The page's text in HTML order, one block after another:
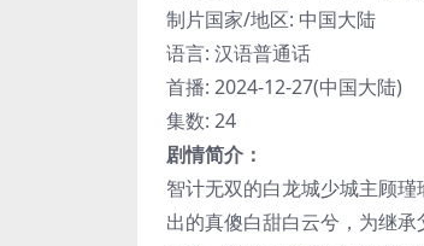
制片国家/地区: 中国大陆
语言: 汉语普通话
首播: 2024-12-27(中国大陆)
集数: 24
剧情简介：
智计无双的白龙城少城主顾
出的真傻白甜白云兮，为继